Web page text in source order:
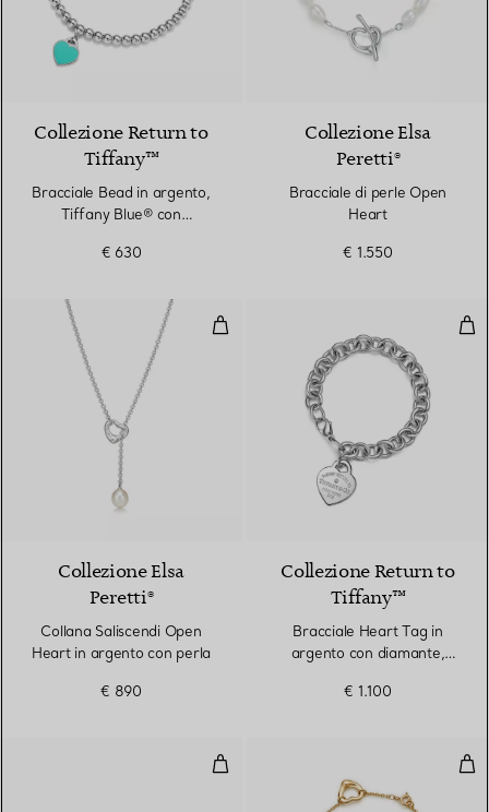
Collezione Return to
Tiffany™
Bracciale Bead in argento,
Tiffany Blue® con
€ 630
Collezione Elsa
Peretti®
Bracciale di perle Open
Heart
€ 1.550
Collana Saliscendi Open Heart
Collezione Elsa
Peretti®
Collana Saliscendi Open
Heart in argento con perla
€ 890
Collezione Return to
Tiffany™
Bracciale Heart Tag in
argento con diamante,
€ 1.100
Anello Full Heart in argento